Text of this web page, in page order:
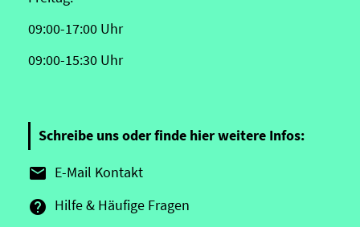
09:00-17:00 Uhr
09:00-15:30 Uhr
Schreibe uns oder finde hier weitere Infos:
 E-Mail Kontakt
 Hilfe & Häufige Fragen